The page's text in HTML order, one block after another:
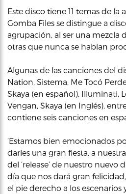
Este disco tiene 11 temas de la
Gomba Files se distingue a
agrupación, al ser una mezcla
otras que nunca se habían
Algunas de las canciones del
Nation, Sistema, Me Tocó
Skaya (en español), Illuminati,
Vengan, Skaya (en Inglés),
contiene seis canciones en
‘Estamos bien emocionados
darles una gran fiesta, a
del ‘release’ de nuestro nuevo
día que nos dará gran
el pie derecho a los escenarios